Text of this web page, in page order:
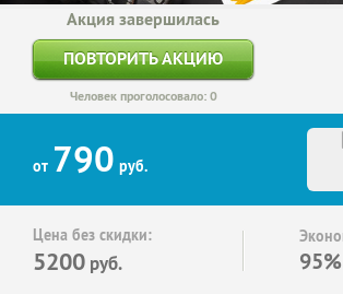
Акция завершилась
ПОВТОРИТЬ АКЦИЮ
Человек проголосовало: 0
от 790 руб.
Цена без скидки:
5200 руб. 95%